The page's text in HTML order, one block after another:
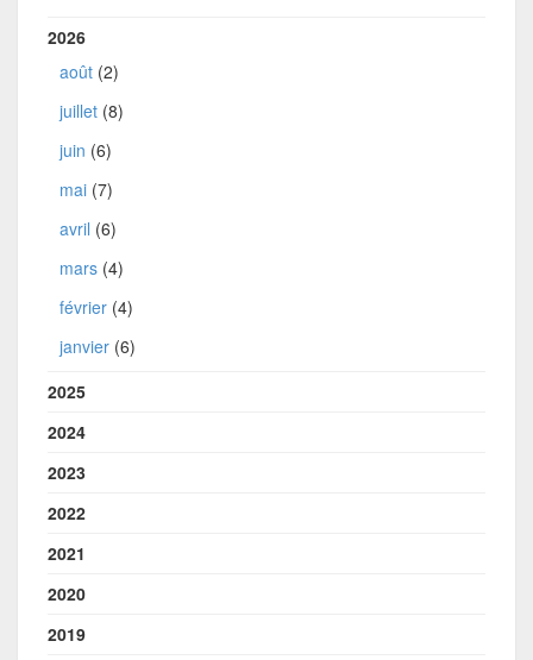
2026
août (2)
juillet (8)
juin (6)
mai (7)
avril (6)
mars (4)
février (4)
janvier (6)
2025
2024
2023
2022
2021
2020
2019